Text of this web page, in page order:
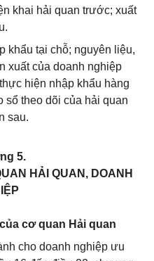
khai hải quan trước; xuất
khẩu tại chỗ; nguyên liệu,
xuất của doanh nghiệp
hiện nhập khẩu hàng
sổ theo dõi của hải quan
sau.
5.
HẢI QUAN, DOANH
cơ quan Hải quan
cho doanh nghiệp ưu